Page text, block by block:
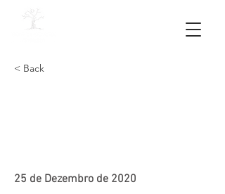
< Back
25 de Dezembro de 2020